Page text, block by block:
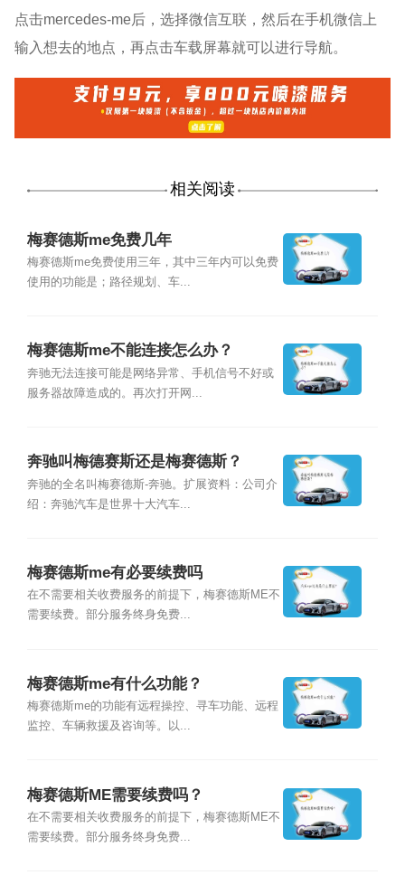
点击mercedes-me后，选择微信互联，然后在手机微信上
输入想去的地点，再点击车载屏幕就可以进行导航。
相关阅读
梅赛德斯me免费几年
梅赛德斯me免费使用三年，其中三年内可以免费
使用的功能是；路径规划、车...
梅赛德斯me不能连接怎么办？
奔驰无法连接可能是网络异常、手机信号不好或
服务器故障造成的。再次打开网...
奔驰叫梅德赛斯还是梅赛德斯？
奔驰的全名叫梅赛德斯-奔驰。扩展资料：公司介
绍：奔驰汽车是世界十大汽车...
梅赛德斯me有必要续费吗
在不需要相关收费服务的前提下，梅赛德斯ME不
需要续费。部分服务终身免费...
梅赛德斯me有什么功能？
梅赛德斯me的功能有远程操控、寻车功能、远程
监控、车辆救援及咨询等。以...
梅赛德斯ME需要续费吗？
在不需要相关收费服务的前提下，梅赛德斯ME不
需要续费。部分服务终身免费...